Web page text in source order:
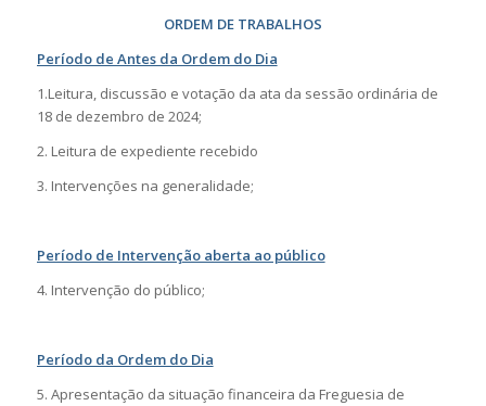
ORDEM DE TRABALHOS
Período de Antes da Ordem do Dia
1.Leitura, discussão e votação da ata da sessão ordinária de
18 de dezembro de 2024;
2. Leitura de expediente recebido
3. Intervenções na generalidade;
Período de Intervenção aberta ao público
4. Intervenção do público;
Período da Ordem do Dia
5. Apresentação da situação financeira da Freguesia de